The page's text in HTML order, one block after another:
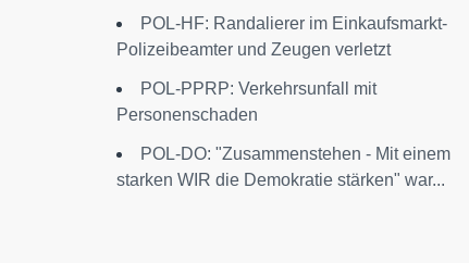
POL-HF: Randalierer im Einkaufsmarkt-
Polizeibeamter und Zeugen verletzt
POL-PPRP: Verkehrsunfall mit
Personenschaden
POL-DO: "Zusammenstehen - Mit einem
starken WIR die Demokratie stärken" war...